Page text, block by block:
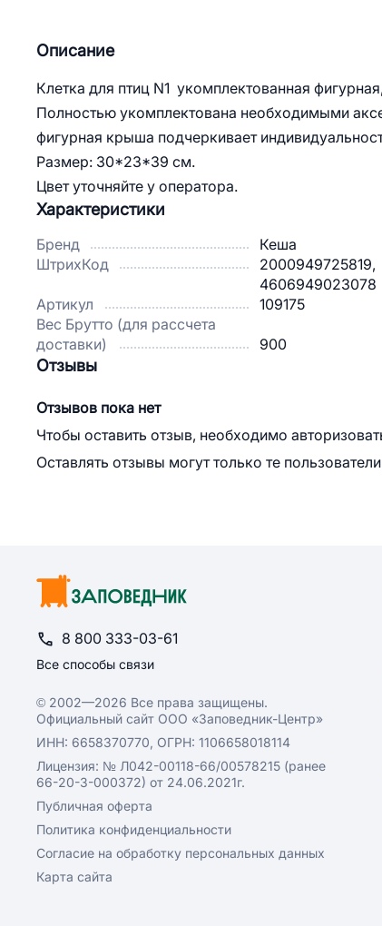
Описание
Клетка для птиц N1 укомплектованная
Полностью укомплектована необходимыми
фигурная крыша подчеркивает
Размер: 30*23*39 см.
Цвет уточняйте у оператора.
Характеристики
Бренд
Кеша
ШтрихКод
2000949725819,
4606949023078
Артикул
109175
Вес Брутто (для рассчета
доставки)
900
Отзывы
Отзывов пока нет
Чтобы оставить отзыв, необходимо
Оставлять отзывы могут только те
8 800 333-03-61
Все способы связи
© 2002—2026 Все права защищены.
Официальный сайт ООО «Заповедник-Центр»
ИНН: 6658370770, ОГРН: 1106658018114
Лицензия: № Л042-00118-66/00578215 (ранее
66-20-3-000372) от 24.06.2021г.
Публичная оферта
Политика конфиденциальности
Согласие на обработку персональных данных
Карта сайта